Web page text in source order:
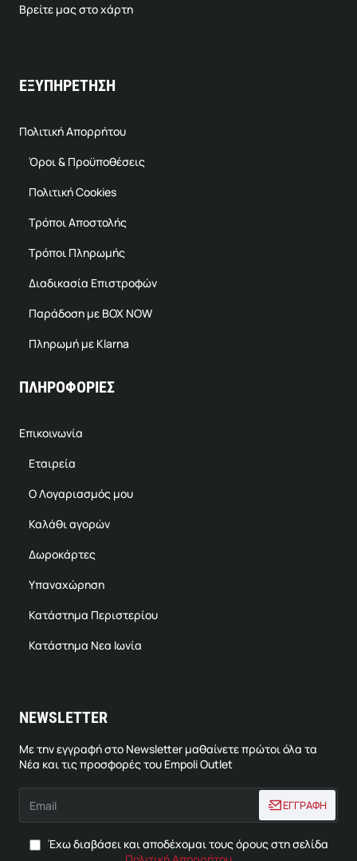
Βρείτε μας στο χάρτη
ΕΞΥΠΗΡΕΤΗΣΗ
Πολιτική Απορρήτου
Όροι & Προϋποθέσεις
Πολιτική Cookies
Τρόποι Αποστολής
Τρόποι Πληρωμής
Διαδικασία Επιστροφών
Παράδοση με BOX NOW
Πληρωμή με Klarna
ΠΛΗΡΟΦΟΡΙΕΣ
Επικοινωνία
Εταιρεία
Ο Λογαριασμός μου
Καλάθι αγορών
Δωροκάρτες
Υπαναχώρηση
Κατάστημα Περιστερίου
Κατάστημα Νεα Ιωνία
NEWSLETTER
Με την εγγραφή στο Newsletter μαθαίνετε πρώτοι όλα τα
Νέα και τις προσφορές του Empoli Outlet
ΕΓΓΡΑΦΗ
Έχω διαβάσει και αποδέχομαι τους όρους στη σελίδα